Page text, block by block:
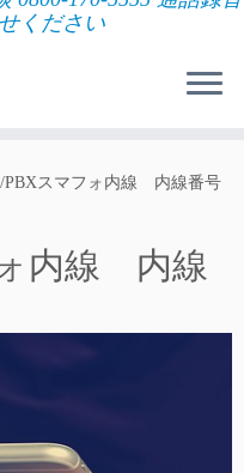
ください
PBXスマフォ内線 内線番号
内線 内線